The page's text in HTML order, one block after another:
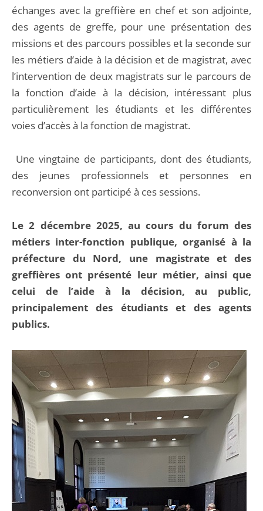
échanges avec la greffière en chef et son adjointe,
des agents de greffe, pour une présentation des
missions et des parcours possibles et la seconde sur
les métiers d’aide à la décision et de magistrat, avec
l’intervention de deux magistrats sur le parcours de
la fonction d’aide à la décision, intéressant plus
particulièrement les étudiants et les différentes
voies d’accès à la fonction de magistrat.
Une vingtaine de participants, dont des étudiants,
des jeunes professionnels et personnes en
reconversion ont participé à ces sessions.
Le 2 décembre 2025, au cours du forum des
métiers inter-fonction publique, organisé à la
préfecture du Nord, une magistrate et des
greffières ont présenté leur métier, ainsi que
celui de l’aide à la décision, au public,
principalement des étudiants et des agents
publics.